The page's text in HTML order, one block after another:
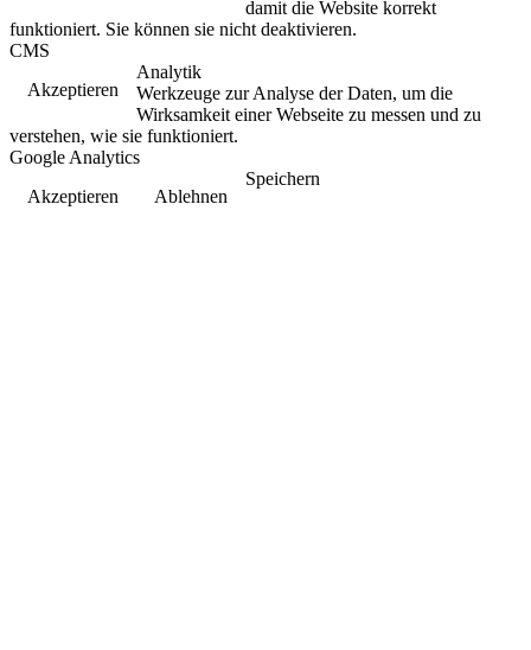
damit die Website korrekt
funktioniert. Sie können sie nicht deaktivieren.
CMS
Akzeptieren
Analytik
Werkzeuge zur Analyse der Daten, um die
Wirksamkeit einer Webseite zu messen und zu
verstehen, wie sie funktioniert.
Google Analytics
Akzeptieren
Ablehnen
Speichern